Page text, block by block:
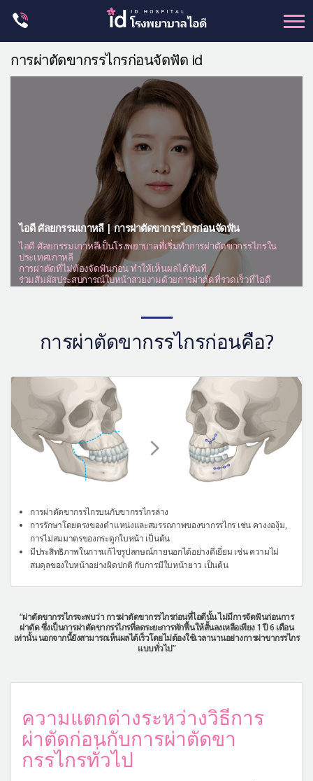
ศัลยกรรม โครงหน้า
ขากรรไกร
ศัลยกรรมผู้ชาย
อื่นๆ
แผนกผิวหนัง
let-me-in
การผ่าตัดขากรรไกรก่อนจัดฟัด id
ไอดี ศัลยกรรมเกาหลี | การผ่าตัดขากรรไกรก่อนจัดฟัน
ไอดี ศัลยกรรมเกาหลีเป็นโรงพยาบาลที่เริ่มทำการผ่าตัดขากรรไกรใน
ประเทศเกาหลี
การผ่าตัดที่ไม่ต้องจัดฟันก่อน ทำให้เห็นผลได้ทันที
ร่วมสัมผัสประสบการณ์ใบหน้าสวยงามด้วยการผ่าตัดที่รวดเร็วที่ไอดี
การผ่าตัดขากรรไกรก่อนคือ?
การผ่าตัดขากรรไกรบนกับขากรรไกรล่าง
การรักษาโดยตรงของตำแหน่งและสมรรถภาพของขากรรไกร เช่น คางงองุ้ม,
การไม่สมมาตรของกระดูกใบหน้า เป็นต้น
มีประสิทธิภาพในการแก้ไขรูปลกษณ์ภายนอกได้อย่างดีเยี่ยม เช่น ความไม่
สมดุลของใบหน้าอย่างผิดปกติ กับการมีใบหน้ายาว เป็นต้น
“ผ่าตัดขากรรไกรจะพบว่า การผ่าตัดขากรรไกรก่อนที่ไอดีนั้น ไม่มีการจัดฟันก่อนการ
ผ่าตัด ซึ่งเป็นการผ่าตัดขากรรไกรที่ลดระยะการพักฟื้นให้สั้นลงเหลือเพียง 1 ปี 6 เดือน
เท่านั้น นอกจากนี้ยังสามารถเห็นผลได้เร็วโดยไม่ต้องใช้เวลานานอย่างการผ่าขากรรไกร
แบบทั่วไป”
ความแตกต่างระหว่างวิธีการ
ผ่าตัดก่อนกับการผ่าตัดขา
กรรไกรทั่วไป